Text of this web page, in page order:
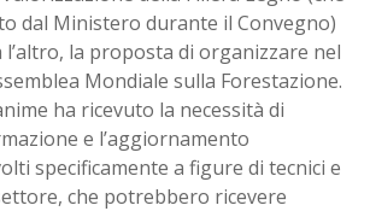
dal Ministero durante il Convegno)
la proposta di organizzare nel
Mondiale sulla Forestazione.
ha ricevuto la necessità di
e l’aggiornamento
specificamente a figure di tecnici e
che potrebbero ricevere